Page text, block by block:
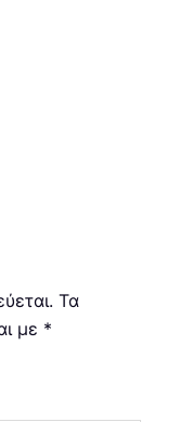
Τα
με *